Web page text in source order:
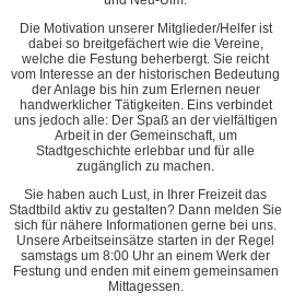
Die Motivation unserer Mitglieder/Helfer ist
dabei so breitgefächert wie die Vereine,
welche die Festung beherbergt. Sie reicht
vom Interesse an der historischen Bedeutung
der Anlage bis hin zum Erlernen neuer
handwerklicher Tätigkeiten. Eins verbindet
uns jedoch alle: Der Spaß an der vielfältigen
Arbeit in der Gemeinschaft, um
Stadtgeschichte erlebbar und für alle
zugänglich zu machen.
Sie haben auch Lust, in Ihrer Freizeit das
Stadtbild aktiv zu gestalten? Dann melden Sie
sich für nähere Informationen gerne bei uns.
Unsere Arbeitseinsätze starten in der Regel
samstags um 8:00 Uhr an einem Werk der
Festung und enden mit einem gemeinsamen
Mittagessen.